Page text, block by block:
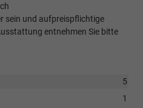
sein und aufpreispflichtige
entnehmen Sie bitte
5
1